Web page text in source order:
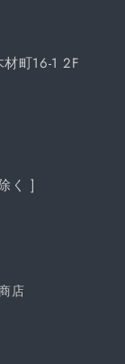
町16-1 2F
く ]
店